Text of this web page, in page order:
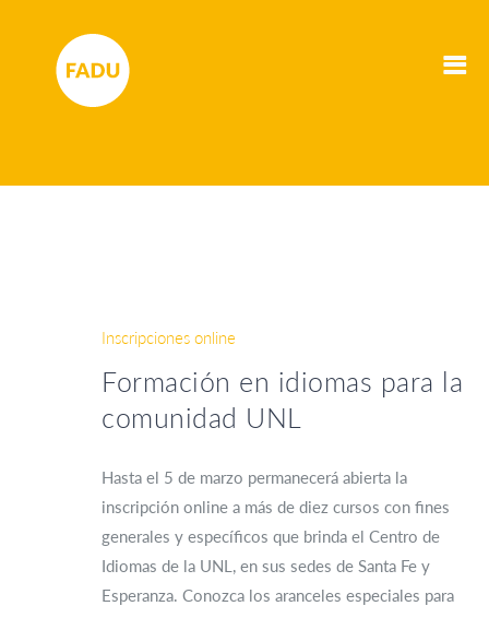
Inscripciones online
Formación en idiomas para la
comunidad UNL
Hasta el 5 de marzo permanecerá abierta la
inscripción online a más de diez cursos con fines
generales y específicos que brinda el Centro de
Idiomas de la UNL, en sus sedes de Santa Fe y
Esperanza. Conozca los aranceles especiales para